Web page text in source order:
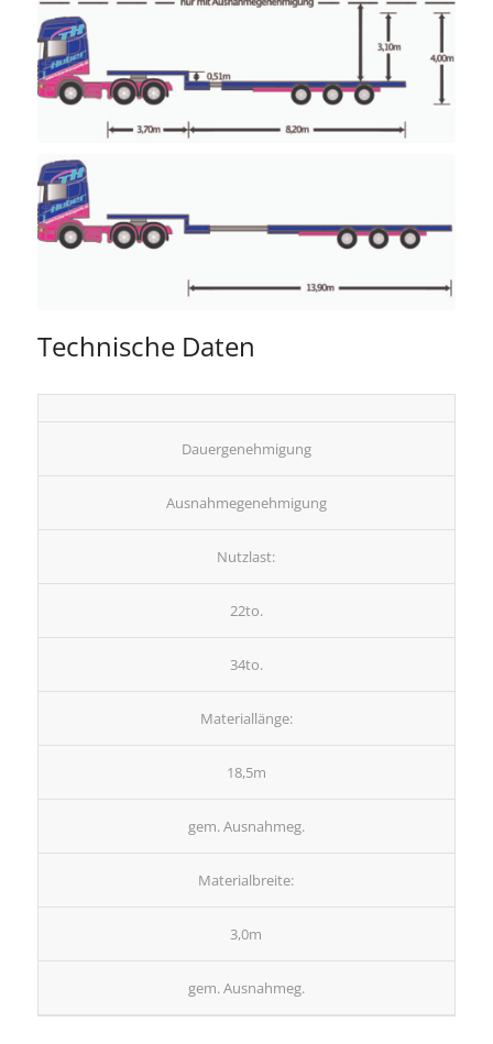
Technische Daten
Dauergenehmigung
Ausnahmegenehmigung
Nutzlast:
22to.
34to.
Materiallänge:
18,5m
gem. Ausnahmeg.
Materialbreite:
3,0m
gem. Ausnahmeg.